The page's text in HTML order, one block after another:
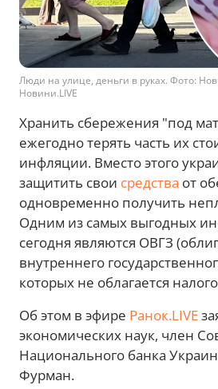
Люди на улице, деньги в руках. Фото:
Новини.LIVE
Хранить сбережения "под
ежегодно терять часть их
инфляции. Вместо этого
защитить свои средства от
одновременно получить
Одним из самых выгодных
сегодня являются ОВГЗ
внутреннего
которых не облагается
Об этом в эфире Ранок.LIVE
экономических наук, член
Национального банка
Фурман.